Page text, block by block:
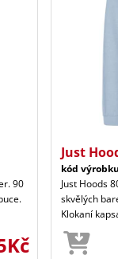
90
Just
kód
Just Hoods
skvělých
Klokaní